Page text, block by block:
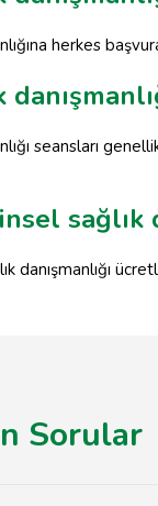
herkes
seansları
sağlık
danışmanlığı
Sorular